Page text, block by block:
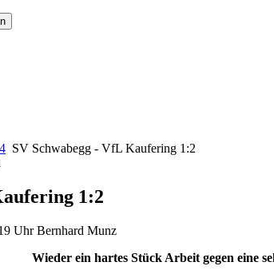
SV Schwabegg - VfL Kaufering 1:2
1:2
UhrBernhard Munz
Wieder ein hartes Stück Arbeit gegen eine